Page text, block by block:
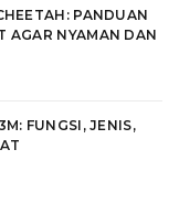
PANDUAN
AGAR NYAMAN DAN
FUNGSI, JENIS,